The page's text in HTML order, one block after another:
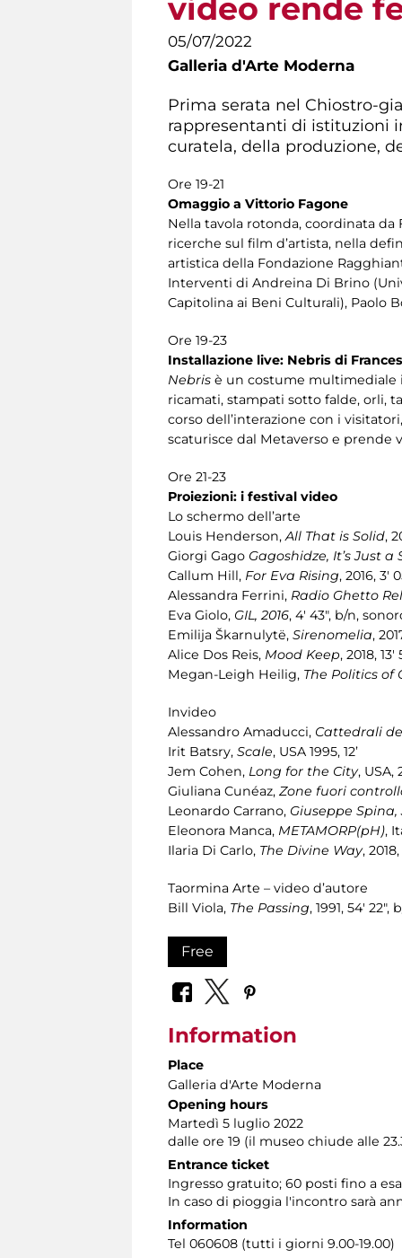
video rende
05/07/2022
Galleria d'Arte Moderna
Prima serata nel Chiostro-
rappresentanti di istituzioni
curatela, della produzione,
Ore 19-21
Omaggio a Vittorio Fagone
Nella tavola rotonda, coordinata
ricerche sul film d’artista, nella
artistica della Fondazione
Interventi di Andreina Di Brino
Capitolina ai Beni Culturali), Paolo
Ore 19-23
Installazione live: Nebris di
Nebris è un costume multimediale
ricamati, stampati sotto falde, orli,
corso dell’interazione con i
scaturisce dal Metaverso e prende
Ore 21-23
Proiezioni: i festival video
Lo schermo dell’arte
Louis Henderson,All That is Solid,
Giorgi Gago Gagoshidze, It’s Just
Callum Hill, For Eva Rising, 2016, 3'
Alessandra Ferrini, Radio Ghetto
Eva Giolo, GIL, 2016, 4' 43", b/n,
Emilija Škarnulytë, Sirenomelia,
Alice Dos Reis, Mood Keep, 2018,
Megan-Leigh Heilig, The Politics of
Invideo
Alessandro Amaducci, Cattedrali
Irit Batsry, Scale, USA 1995, 12’
Jem Cohen, Long for the City, USA,
Giuliana Cunéaz, Zone fuori
Leonardo Carrano, Giuseppe
Eleonora Manca, METAMORP(pH),
Ilaria Di Carlo, The Divine Way, 2018,
Taormina Arte – video d’autore
Bill Viola, The Passing, 1991, 54' 22",
Free
Information
Place
Galleria d'Arte Moderna
Opening hours
Martedì 5 luglio 2022
dalle ore 19 (il museo chiude alle
Entrance ticket
Ingresso gratuito; 60 posti fino a
In caso di pioggia l'incontro sarà
Information
Tel 060608 (tutti i giorni 9.00-19.00)